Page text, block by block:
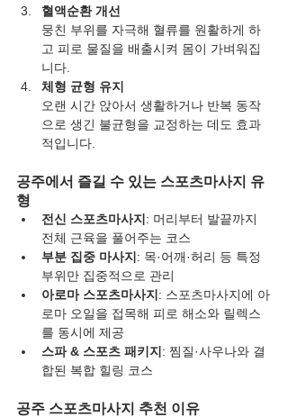
혈액순환 개선
뭉친 부위를 자극해 혈류를 원활하게 하
고 피로 물질을 배출시켜 몸이 가벼워집
니다.
체형 균형 유지
오랜 시간 앉아서 생활하거나 반복 동작
으로 생긴 불균형을 교정하는 데도 효과
적입니다.
공주에서 즐길 수 있는 스포츠마사지 유
형
전신 스포츠마사지 : 머리부터 발끝까지
전체 근육을 풀어주는 코스
부분 집중 마사지 : 목·어깨·허리 등 특정
부위만 집중적으로 관리
아로마 스포츠마사지 : 스포츠마사지에 아
로마 오일을 접목해 피로 해소와 릴렉스
를 동시에 제공
스파 & 스포츠 패키지 : 찜질·사우나와 결
합된 복합 힐링 코스
공주 스포츠마사지 추천 이유